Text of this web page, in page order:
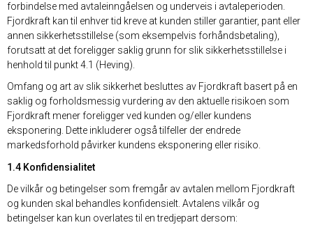
forbindelse med avtaleinngåelsen og underveis i avtaleperioden.
Fjordkraft kan til enhver tid kreve at kunden stiller garantier, pant eller
annen sikkerhetsstillelse (som eksempelvis forhåndsbetaling),
forutsatt at det foreligger saklig grunn for slik sikkerhetsstillelse i
henhold til punkt 4.1 (Heving).
Omfang og art av slik sikkerhet besluttes av Fjordkraft basert på en
saklig og forholdsmessig vurdering av den aktuelle risikoen som
Fjordkraft mener foreligger ved kunden og/eller kundens
eksponering. Dette inkluderer også tilfeller der endrede
markedsforhold påvirker kundens eksponering eller risiko.
1.4 Konfidensialitet
De vilkår og betingelser som fremgår av avtalen mellom Fjordkraft
og kunden skal behandles konfidensielt. Avtalens vilkår og
betingelser kan kun overlates til en tredjepart dersom: